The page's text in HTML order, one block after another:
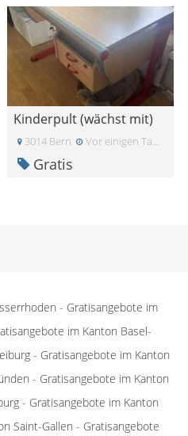
Kinderpult (wächst mit)
3014 Bern Vor einigen Tagen
Gratis
- Gratisangebote im
im Kanton Basel-
- Gratisangebote im Kanton
- Gratisangebote im Kanton
- Gratisangebote im Kanton
Saint-Gallen - Gratisangebote